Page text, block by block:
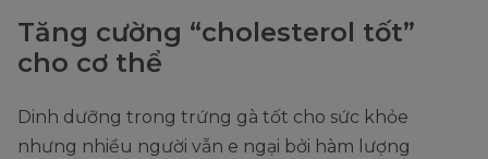
Tăng cường “cholesterol tốt”
cho cơ thể
Dinh dưỡng trong trứng gà tốt cho sức khỏe
nhưng nhiều người vẫn e ngại bởi hàm lượng